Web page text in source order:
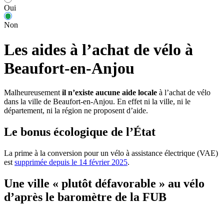
Oui
Non
Les aides à l’achat de vélo à
Beaufort-en-Anjou
Malheureusement il n’existe aucune aide locale à l’achat de vélo
dans la ville de Beaufort-en-Anjou. En effet ni la ville, ni le
département, ni la région ne proposent d’aide.
Le bonus écologique de l’État
La prime à la conversion pour un vélo à assistance électrique (VAE)
est supprimée depuis le 14 février 2025.
Une ville « plutôt défavorable » au vélo
d’après le baromètre de la FUB